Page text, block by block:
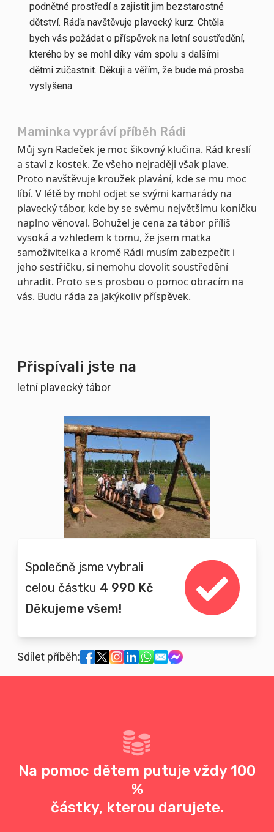
podnětné prostředí a zajistit jim bezstarostné
dětství. Ráďa navštěvuje plavecký kurz. Chtěla
bych vás požádat o příspěvek na letní soustředění,
kterého by se mohl díky vám spolu s dalšími
dětmi zúčastnit. Děkuji a věřím, že bude má prosba
vyslyšena.
Přispívali jste na
letní plavecký tábor
Společně jsme vybrali
celou částku 4 990 Kč
Děkujeme všem!
Sdílet příběh:
Maminka vypráví příběh Rádi
Můj syn Radeček je moc šikovný klučina. Rád kreslí
a staví z kostek. Ze všeho nejraději však plave.
Proto navštěvuje kroužek plavání, kde se mu moc
líbí. V létě by mohl odjet se svými kamarády na
plavecký tábor, kde by se svému největšímu koníčku
naplno věnoval. Bohužel je cena za tábor příliš
vysoká a vzhledem k tomu, že jsem matka
samoživitelka a kromě Rádi musím zabezpečit i
jeho sestřičku, si nemohu dovolit soustředění
uhradit. Proto se s prosbou o pomoc obracím na
vás. Budu ráda za jakýkoliv příspěvek.
Na pomoc dětem putuje vždy 100
%
částky, kterou darujete.